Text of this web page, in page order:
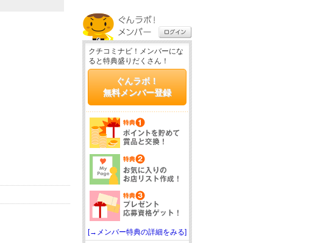
クチコミナビ！メンバーにな
ると特典盛りだくさん！
ぐんラボ！
無料メンバー登録
[→メンバー特典の詳細をみる]